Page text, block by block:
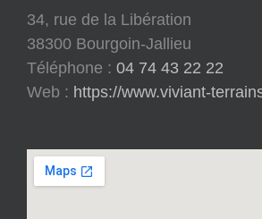
34, rue de la Libération
38300 Bourgoin-Jallieu
Téléphone : 04 74 43 22 22
Web : https://www.viviant-